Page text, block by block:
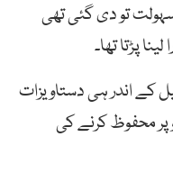
تو دی گئی تھی
پڑتا تھا۔
کے اندر ہی دستاویزات
پر محفوظ کرنے کی